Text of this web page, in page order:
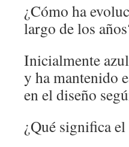
¿Cómo ha
largo de los
Inicialmente
y ha mantenido
en el diseño
¿Qué significa